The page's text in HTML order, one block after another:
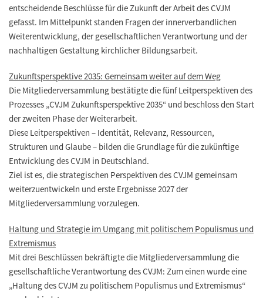
entscheidende Beschlüsse für die Zukunft der Arbeit des CVJM
gefasst. Im Mittelpunkt standen Fragen der innerverbandlichen
Weiterentwicklung, der gesellschaftlichen Verantwortung und der
nachhaltigen Gestaltung kirchlicher Bildungsarbeit.
Zukunftsperspektive 2035: Gemeinsam weiter auf dem Weg
Die Mitgliederversammlung bestätigte die fünf Leitperspektiven des
Prozesses „CVJM Zukunftsperspektive 2035“ und beschloss den Start
der zweiten Phase der Weiterarbeit.
Diese Leitperspektiven – Identität, Relevanz, Ressourcen,
Strukturen und Glaube – bilden die Grundlage für die zukünftige
Entwicklung des CVJM in Deutschland.
Ziel ist es, die strategischen Perspektiven des CVJM gemeinsam
weiterzuentwickeln und erste Ergebnisse 2027 der
Mitgliederversammlung vorzulegen.
Haltung und Strategie im Umgang mit politischem Populismus und
Extremismus
Mit drei Beschlüssen bekräftigte die Mitgliederversammlung die
gesellschaftliche Verantwortung des CVJM: Zum einen wurde eine
„Haltung des CVJM zu politischem Populismus und Extremismus“